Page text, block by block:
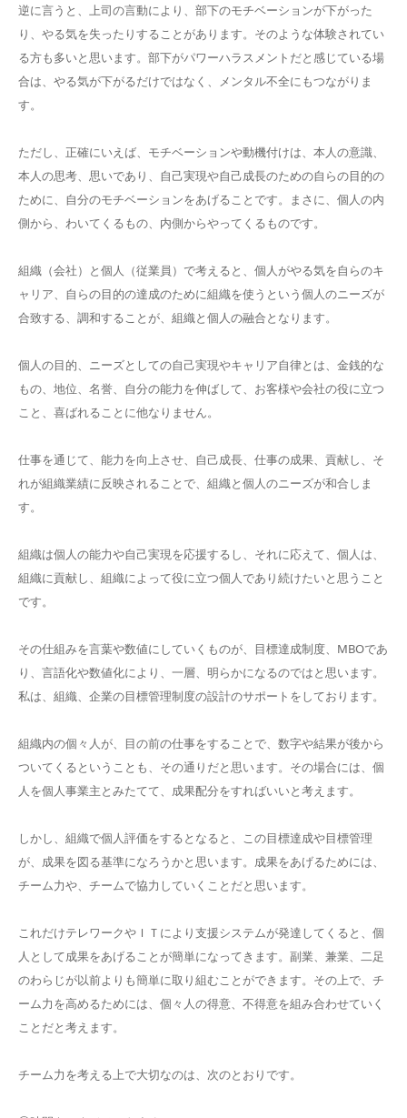
逆に言うと、上司の言動により、部下のモチベーションが下がった
り、やる気を失ったりすることがあります。そのような体験されてい
る方も多いと思います。部下がパワーハラスメントだと感じている場
合は、やる気が下がるだけではなく、メンタル不全にもつながりま
す。
ただし、正確にいえば、モチベーションや動機付けは、本人の意識、
本人の思考、思いであり、自己実現や自己成長のための自らの目的の
ために、自分のモチベーションをあげることです。まさに、個人の内
側から、わいてくるもの、内側からやってくるものです。
組織（会社）と個人（従業員）で考えると、個人がやる気を自らのキ
ャリア、自らの目的の達成のために組織を使うという個人のニーズが
合致する、調和することが、組織と個人の融合となります。
個人の目的、ニーズとしての自己実現やキャリア自律とは、金銭的な
もの、地位、名誉、自分の能力を伸ばして、お客様や会社の役に立つ
こと、喜ばれることに他なりません。
仕事を通じて、能力を向上させ、自己成長、仕事の成果、貢献し、そ
れが組織業績に反映されることで、組織と個人のニーズが和合しま
す。
組織は個人の能力や自己実現を応援するし、それに応えて、個人は、
組織に貢献し、組織によって役に立つ個人であり続けたいと思うこと
です。
その仕組みを言葉や数値にしていくものが、目標達成制度、MBOであ
り、言語化や数値化により、一層、明らかになるのではと思います。
私は、組織、企業の目標管理制度の設計のサポートをしております。
組織内の個々人が、目の前の仕事をすることで、数字や結果が後から
ついてくるということも、その通りだと思います。その場合には、個
人を個人事業主とみたてて、成果配分をすればいいと考えます。
しかし、組織で個人評価をするとなると、この目標達成や目標管理
が、成果を図る基準になろうかと思います。成果をあげるためには、
チーム力や、チームで協力していくことだと思います。
これだけテレワークやＩＴにより支援システムが発達してくると、個
人として成果をあげることが簡単になってきます。副業、兼業、二足
のわらじが以前よりも簡単に取り組むことができます。その上で、チ
ーム力を高めるためには、個々人の得意、不得意を組み合わせていく
ことだと考えます。
チーム力を考える上で大切なのは、次のとおりです。